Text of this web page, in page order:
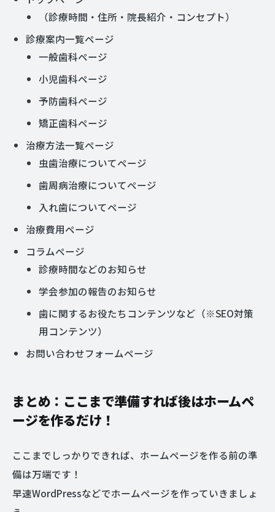
（診療時間・住所・院長紹介・コンセプト）
診療案内一覧ページ
一般歯科ページ
小児歯科ページ
予防歯科ページ
矯正歯科ページ
治療方法一覧ページ
虫歯治療についてページ
歯周病治療についてページ
入れ歯についてページ
治療費用ページ
コラムページ
診療時間などのお知らせ
学会参加の報告のお知らせ
歯に関するお役たちコンテンツなど（※SEO対策
用コンテンツ）
お問い合わせフォームページ
まとめ：ここまで準備すれば後はホームペ
ージを作るだけ！
ここまでしっかりできれば、ホームページを作る前の準
備は万端です！
早速WordPressなどでホームページを作っていきましょ